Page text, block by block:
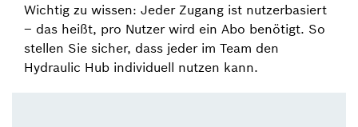
Wichtig zu wissen: Jeder Zugang ist nutzerbasiert
– das heißt, pro Nutzer wird ein Abo benötigt. So
stellen Sie sicher, dass jeder im Team den
Hydraulic Hub individuell nutzen kann.